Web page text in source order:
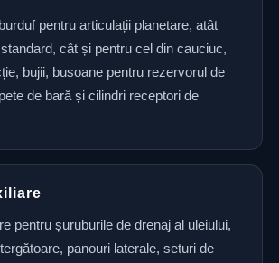
pentru articulații planetare, atât
cât și pentru cel din cauciuc,
bujii, busoane pentru rezervorul de
de bară și cilindri receptori de
pentru șuruburile de drenaj al uleiului,
panouri laterale, seturi de